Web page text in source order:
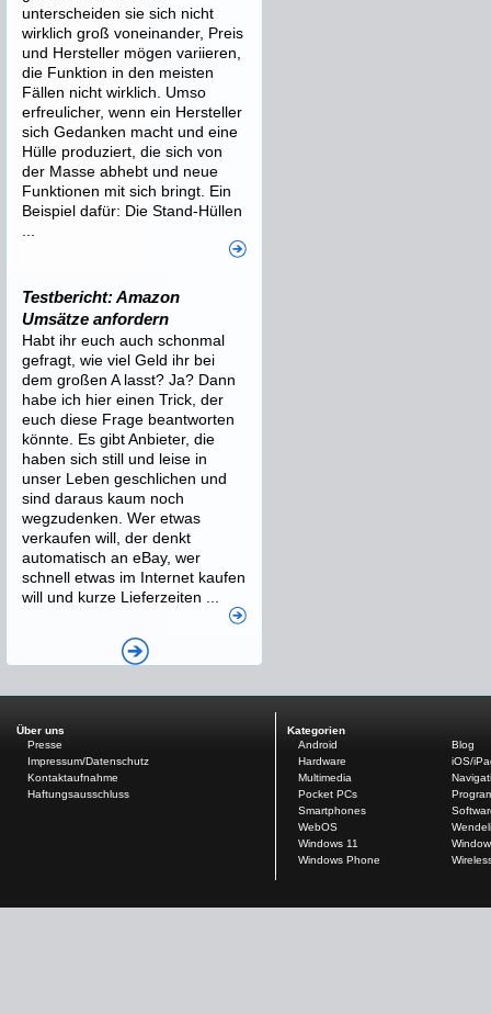
unterscheiden sie sich nicht
wirklich groß voneinander, Preis
und Hersteller mögen variieren,
die Funktion in den meisten
Fällen nicht wirklich. Umso
erfreulicher, wenn ein Hersteller
sich Gedanken macht und eine
Hülle produziert, die sich von
der Masse abhebt und neue
Funktionen mit sich bringt. Ein
Beispiel dafür: Die Stand-Hüllen
Testbericht: Amazon
Umsätze anfordern
Habt ihr euch auch schonmal
gefragt, wie viel Geld ihr bei
dem großen A lasst? Ja? Dann
habe ich hier einen Trick, der
euch diese Frage beantworten
könnte. Es gibt Anbieter, die
haben sich still und leise in
unser Leben geschlichen und
sind daraus kaum noch
wegzudenken. Wer etwas
verkaufen will, der denkt
automatisch an eBay, wer
schnell etwas im Internet kaufen
will und kurze Lieferzeiten ...
Über uns
Presse
Impressum/Datenschutz
Kontaktaufnahme
Haftungsausschluss
Kategorien
Android
Blog
Hardware
iOS/
Multimedia
Pocket PCs
Smartphones
WebOS
Windows 11
Windows Phone